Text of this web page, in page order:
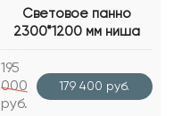
Световое панно
2300*1200 мм ниша
195
000
руб.
179 400 руб.